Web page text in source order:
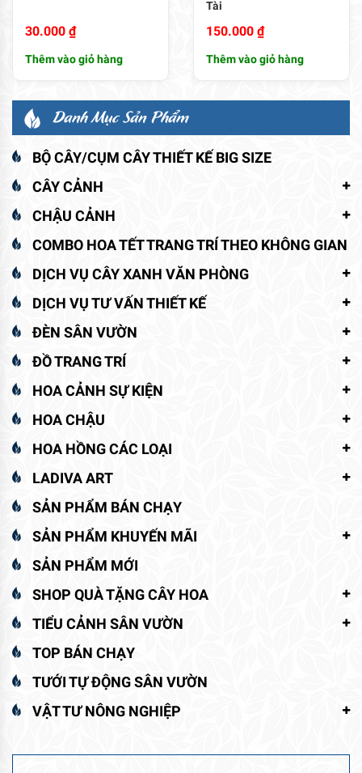
30.000 ₫
Thêm vào giỏ hàng
Tài
150.000 ₫
Thêm vào giỏ hàng
Danh Mục Sản Phẩm
BỘ CÂY/CỤM CÂY THIẾT KẾ BIG SIZE
CÂY CẢNH
CHẬU CẢNH
COMBO HOA TẾT TRANG TRÍ THEO KHÔNG GIAN
DỊCH VỤ CÂY XANH VĂN PHÒNG
DỊCH VỤ TƯ VẤN THIẾT KẾ
ĐÈN SÂN VƯỜN
ĐỒ TRANG TRÍ
HOA CẢNH SỰ KIỆN
HOA CHẬU
HOA HỒNG CÁC LOẠI
LADIVA ART
SẢN PHẨM BÁN CHẠY
SẢN PHẨM KHUYẾN MÃI
SẢN PHẨM MỚI
SHOP QUÀ TẶNG CÂY HOA
TIỂU CẢNH SÂN VƯỜN
TOP BÁN CHẠY
TƯỚI TỰ ĐỘNG SÂN VƯỜN
VẬT TƯ NÔNG NGHIỆP